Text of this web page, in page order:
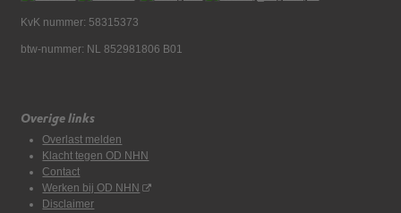
KvK nummer: 58315373
btw-nummer: NL 852981806 B01
Overige links
Overlast melden
Klacht tegen OD NHN
Contact
Werken bij OD NHN
Disclaimer